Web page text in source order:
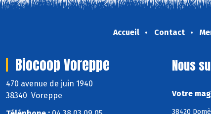
Accueil Contact
Biocoop Voreppe
470 avenue de juin 1940
38340 Voreppe
Nous
Votre
38420